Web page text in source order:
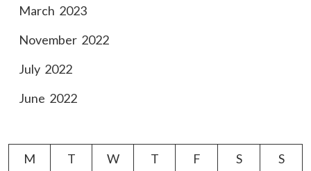
March 2023
November 2022
July 2022
June 2022
M T W T F S
S